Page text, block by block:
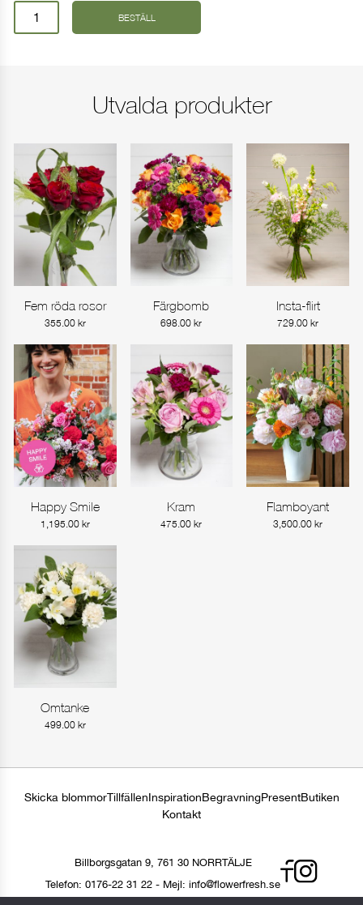
Glasvas
BESTÄLL
Utvalda produkter
Gå till produkt
Fem röda rosor
355.00 kr
Gå till produkt
Färgbomb
698.00kr
Gå till produkt
Insta-flirt
729.00kr
Gå till produkt
Happy Smile
1,195.00 kr
Gå till produkt
Kram
475.00kr
Gå till produkt
Flamboyant
3,500.00kr
Gå till produkt
Omtanke
499.00 kr
Skicka blommorTillfällenInspirationBegravningPresentButiken
Kontakt
Billborgsgatan 9, 761 30 NORRTÄLJE
Telefon:0176-22 31 22 - Mejl:info@flowerfresh.se